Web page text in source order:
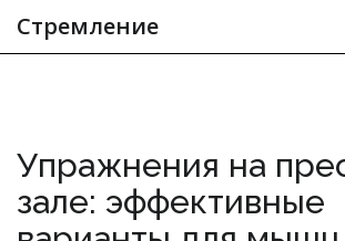
Стремление
Упражнения на
зале: эффективные